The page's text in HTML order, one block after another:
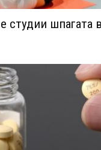
студии шпагата